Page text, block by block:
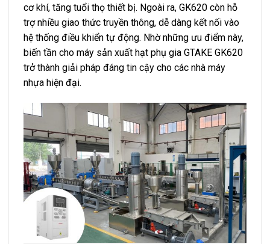
cơ khí, tăng tuổi thọ thiết bị. Ngoài ra, GK620 còn hỗ
trợ nhiều giao thức truyền thông, dễ dàng kết nối vào
hệ thống điều khiển tự động. Nhờ những ưu điểm này,
biến tần cho máy sản xuất hạt phụ gia GTAKE GK620
trở thành giải pháp đáng tin cậy cho các nhà máy
nhựa hiện đại.